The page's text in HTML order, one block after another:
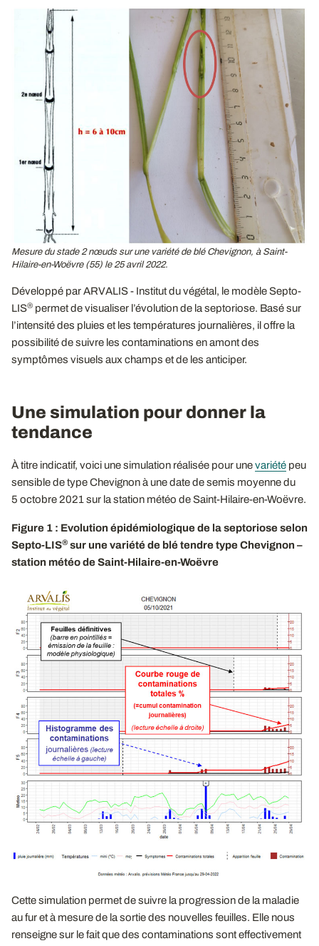
Mesure du stade 2 nœuds sur une variété de blé Chevignon, à Saint-
Hilaire-en-Woëvre (55) le 25 avril 2022.
Développé par ARVALIS - Institut du végétal, le modèle Septo-
LIS® permet de visualiser l’évolution de la septoriose. Basé sur
l’intensité des pluies et les températures journalières, il offre la
possibilité de suivre les contaminations en amont des
symptômes visuels aux champs et de les anticiper.
Une simulation pour donner la
tendance
À titre indicatif, voici une simulation réalisée pour unevariété peu
sensible de type Chevignon à une date de semis moyenne du
5 octobre 2021 sur la station météo de Saint-Hilaire-en-Woëvre.
Figure 1 : Evolution épidémiologique de la septoriose selon
Septo-LIS®sur une variété de blé tendre type Chevignon –
station météo de Saint-Hilaire-en-Woëvre
Cette simulation permet de suivre la progression de la maladie
au fur et à mesure de la sortie des nouvelles feuilles. Elle nous
renseigne sur le fait que des contaminations sont effectivement